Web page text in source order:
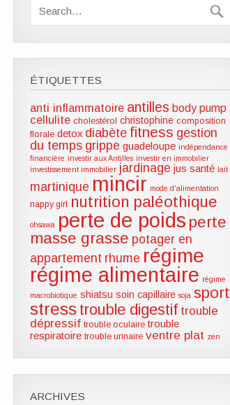
ÉTIQUETTES
anti inflammatoire antilles body pump
cellulite cholestérol christophine composition
florale detox diabète fitness gestion
du temps grippe guadeloupe indépendance
financière investir aux Antilles investir en immobilier
investissement immobilier jardinage jus santé lait
martinique mincir mode d'alimentation
nappy girl nutrition paléothique
ohsawa perte de poids perte
masse grasse potager en
appartement rhume régime
régime alimentaire régime
macrobiotique shiatsu soin capillaire soja sport
stress trouble digestif trouble
dépressif trouble oculaire trouble
respiratoire trouble urinaire ventre plat zen
ARCHIVES